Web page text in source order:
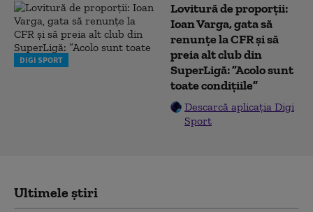
DIGI SPORT
Lovitură de proporții:
Ioan Varga, gata să
renunțe la CFR și să
preia alt club din
SuperLigă: ”Acolo sunt
toate condițiile”
Descarcă aplicația Digi
Sport
Ultimele știri